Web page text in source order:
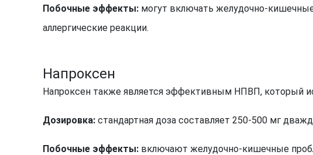
Побочные эффекты: могут включать желудочно-
аллергические реакции.
Напроксен
Напроксен также является эффективным НПВП, который
Дозировка: стандартная доза составляет 250-500 мг
Побочные эффекты: включают желудочно-кишечные